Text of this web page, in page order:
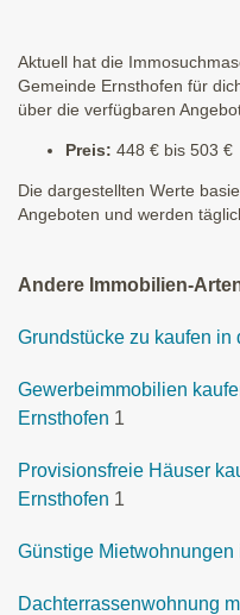
Aktuell hat die
Gemeinde Ernsthofen für
über die verfügbaren
Preis: 448 € bis 503 €
Die dargestellten Werte
Angeboten und werden
Andere Immobilien-
Grundstücke zu kaufen in
Gewerbeimmobilien
Ernsthofen 1
Provisionsfreie Häuser
Ernsthofen 1
Günstige
Dachterrassenwohnung